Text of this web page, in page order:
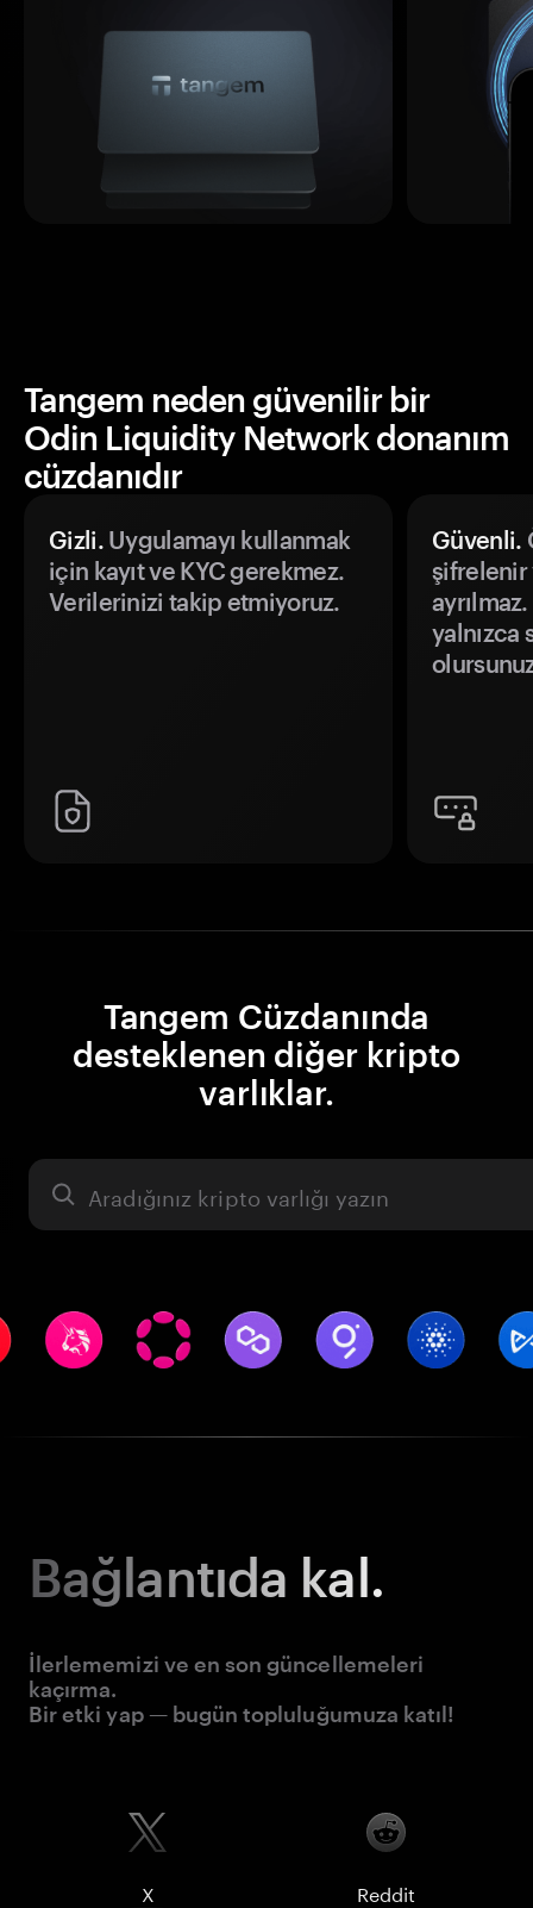
Tangem neden güvenilir bir
Odin Liquidity Network donanım
cüzdanıdır
Gizli.Uygulamayı kullanmak
için kayıt ve KYC gerekmez.
Verilerinizi takip etmiyoruz.
Güvenli.
şifrelenir
yalnızca
Tangem Cüzdanında
desteklenen diğer kripto
varlıklar.
Varlık
Bağlantıda kal.
İlerlememizi ve en son güncellemeleri
kaçırma.
Bir etki yap — bugün topluluğumuza katıl!
X Reddit